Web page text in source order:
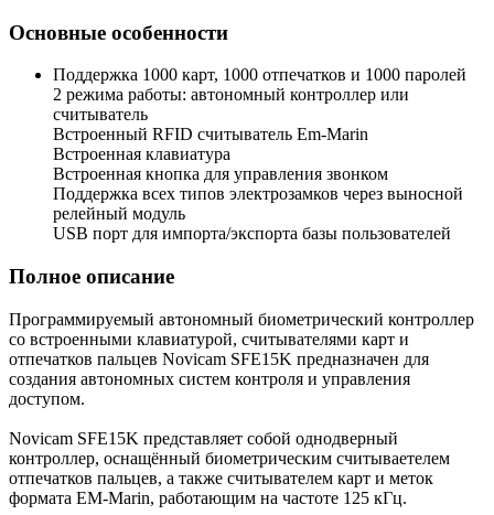
Основные особенности
Поддержка 1000 карт, 1000 отпечатков и 1000 паролей
2 режима работы: автономный контроллер или
считыватель
Встроенный RFID считыватель Em-Marin
Встроенная клавиатура
Встроенная кнопка для управления звонком
Поддержка всех типов электрозамков через выносной
релейный модуль
USB порт для импорта/экспорта базы пользователей
Полное описание
Программируемый автономный биометрический контроллер
со встроенными клавиатурой, считывателями карт и
отпечатков пальцев Novicam SFE15K предназначен для
создания автономных систем контроля и управления
доступом.
Novicam SFE15K представляет собой однодверный
контроллер, оснащённый биометрическим считываетелем
отпечатков пальцев, а также считывателем карт и меток
формата EM-Marin, работающим на частоте 125 кГц.